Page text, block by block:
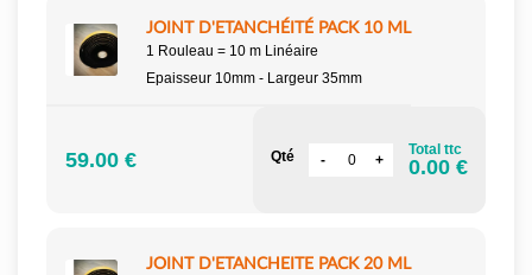
JOINT D'ETANCHÉITÉ PACK 10 ML
1 Rouleau = 10 m Linéaire
Epaisseur 10mm - Largeur 35mm
59.00 € Qté Total ttc
0.00 €
JOINT D'ETANCHEITE PACK 20 ML